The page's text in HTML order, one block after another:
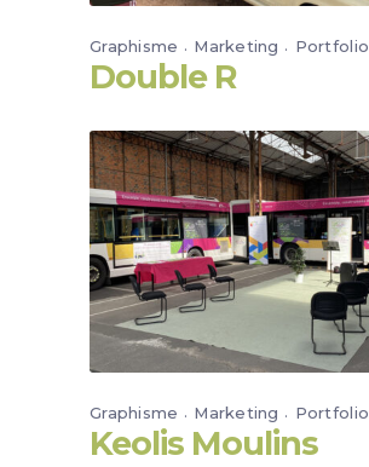
Graphisme Marketing Portfolio
Double R
Graphisme Marketing Portfolio
Keolis Moulins